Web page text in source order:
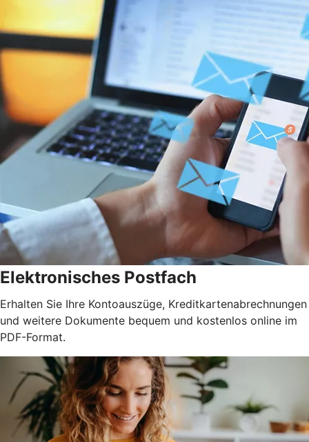
Elektronisches Postfach
Erhalten Sie Ihre Kontoauszüge, Kreditkartenabrechnungen
und weitere Dokumente bequem und kostenlos online im
PDF-Format.